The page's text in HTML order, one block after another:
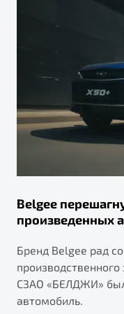
Belgee
произведенных
Бренд Belgee рад
производственного
СЗАО «БЕЛДЖИ»
автомобиль.